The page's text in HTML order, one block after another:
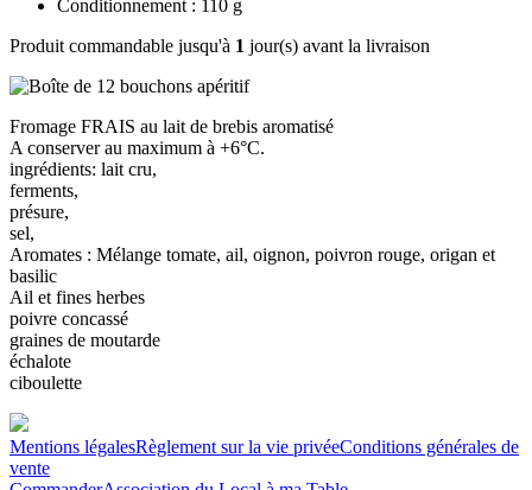
Conditionnement : 110 g
Produit commandable jusqu'à 1 jour(s) avant la livraison
Fromage FRAIS au lait de brebis aromatisé
A conserver au maximum à +6°C.
ingrédients: lait cru,
ferments,
présure,
sel,
Aromates : Mélange tomate, ail, oignon, poivron rouge, origan et
basilic
Ail et fines herbes
poivre concassé
graines de moutarde
échalote
ciboulette
Mentions légalesRèglement sur la vie privéeConditions générales de
vente